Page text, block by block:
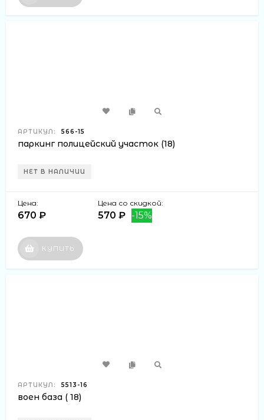
АРТИКУЛ: 566-15
паркинг полицейский участок (18)
НЕТ В НАЛИЧИИ
Цена:
670 ₽
Цена со скидкой:
570 ₽ -15%
КУПИТЬ
АРТИКУЛ: 5513-16
воен база ( 18)